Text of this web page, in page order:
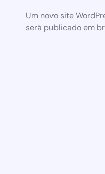
Um novo site
será publicado em